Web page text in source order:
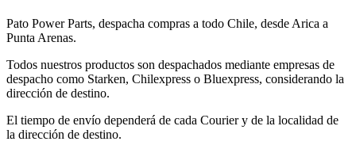
Pato Power Parts, despacha compras a todo Chile, desde Arica a
Punta Arenas.
Todos nuestros productos son despachados mediante empresas de
despacho como Starken, Chilexpress o Bluexpress, considerando la
dirección de destino.
El tiempo de envío dependerá de cada Courier y de la localidad de
la dirección de destino.